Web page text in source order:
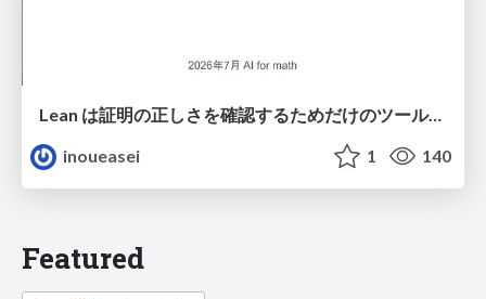
Lean は証明の正しさを確認するためだけのツールって思ってませんか？
inoueasei
1 140
Featured